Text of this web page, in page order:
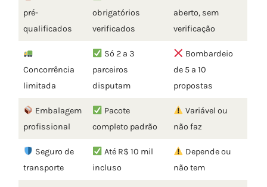
pré-
qualificados
obrigatórios
verificados
aberto, sem
verificação
Concorrência
limitada
Só 2 a 3
parceiros
disputam
Bombardeio
de 5 a 10
propostas
Embalagem
profissional
Pacote
completo padrão
Variável ou
não faz
Seguro de
transporte
Até R$ 10 mil
incluso
Depende ou
não tem